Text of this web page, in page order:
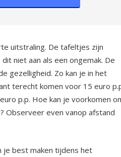
uitstraling. De tafeltjes zijn
niet aan als een ongemak. De
gezelligheid. Zo kan je in het
terecht komen voor 15 euro
p.p. Hoe kan je voorkomen
Observeer even vanop afstand
je best maken tijdens het